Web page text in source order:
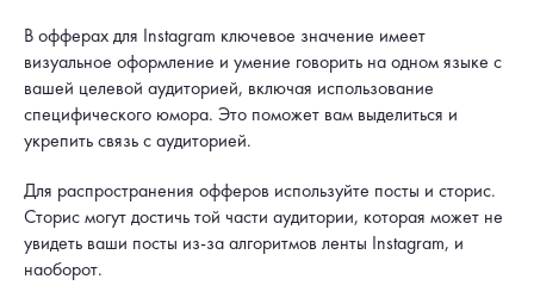
В офферах для Instagram ключевое значение имеет
визуальное оформление и умение говорить на одном языке с
вашей целевой аудиторией, включая использование
специфического юмора. Это поможет вам выделиться и
укрепить связь с аудиторией.
Для распространения офферов используйте посты и сторис.
Сторис могут достичь той части аудитории, которая может не
увидеть ваши посты из-за алгоритмов ленты Instagram, и
наоборот.